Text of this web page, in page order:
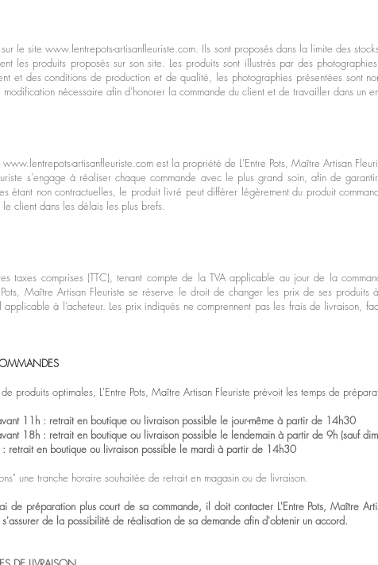
sur le sitewww.lentrepots-artisanfleuriste.com. Ils sont proposés dans la limite des
les produits proposés sur son site. Les produits sont illustrés par des
et des conditions de production et de qualité, les photographies présentées sont
nécessaire afin d'honorer la commande du client et de travailler dans un
www.lentrepots-artisanfleuriste.com est la propriété de L'Entre Pots, Maître Artisan
s'engage à réaliser chaque commande avec le plus grand soin, afin de
étant non contractuelles, le produit livré peut différer légèrement du produit
client dans les délais les plus brefs.
taxes comprises (TTC), tenant compte de la TVA applicable au jour de la
Maître Artisan Fleuriste se réserve le droit de changer les prix de ses produits
à l’acheteur. Les prix indiqués ne comprennent pas les frais de livraison,
produits optimales, L'Entre Pots, Maître Artisan Fleuriste prévoit les temps de
11h : retrait en boutique ou livraison possible le jour-même à partir de 14h30
18h : retrait en boutique ou livraison possible le lendemain à partir de 9h (sauf
retrait en boutique ou livraison possible le mardi à partir de 14h30
une tranche horaire souhaitée de retrait en magasin ou de livraison.
de préparation plus court de sa commande, il doit contacter L'Entre Pots, Maître
de la possibilité de réalisation de sa demande afin d'obtenir un accord.